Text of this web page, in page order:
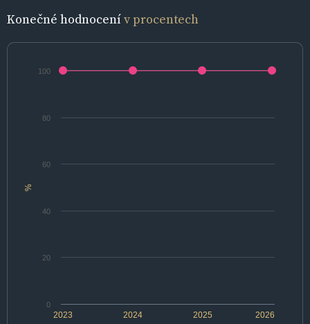
Konečné hodnocenív procentech
%
2024 2026
2023 2025
0
20
40
60
80
100